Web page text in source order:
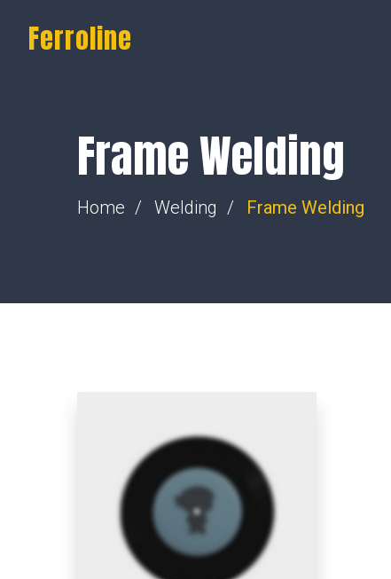
Ferroline
Frame Welding
Home Welding Frame Welding